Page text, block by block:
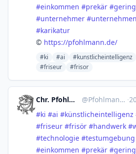
#einkommen #prekär #
#unternehmer #unternehmen
#karikatur
© https://pfohlmann.de/
#ki #ai #kunstlicheintelligenz
#friseur
#frisor
Chr. Pfohlmann, Karikaturistin @Pfohlmann@mastodon.social ·
#ki #ai #künstlicheintelligenz
#friseur #frisör #handwerk #
#technologie #testumgebung
#einkommen #prekär #